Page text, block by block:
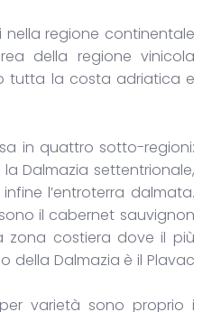
nella regione continentale
della regione vinicola
tutta la costa adriatica e
in quattro sotto-regioni:
la Dalmazia settentrionale,
l’entroterra dalmata.
il cabernet sauvignon
zona costiera dove il più
Dalmazia è il Plavac
varietà sono proprio i